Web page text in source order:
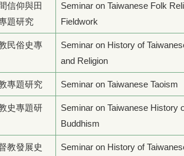
信仰與田
題研究
Seminar on Taiwanese Folk
Fieldwork
民俗史專
Seminar on History of
and Religion
專題研究 Seminar on Taiwanese Taoism
史專題研
Seminar on Taiwanese History
Buddhism
教發展史
Seminar on History of